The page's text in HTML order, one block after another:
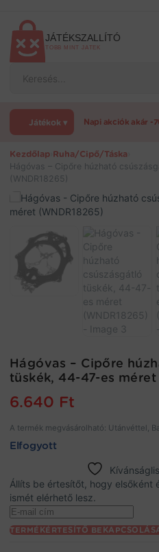
tartalomraJÁTÉKSZALLÍTÓ
TÖBB MINT JÁTÉK
search
Játékok ▾ Napi akciók akár -
Kezdőlap Ruha/Cipő/Táska
Hágóvas – Cipőre húzható
(WNDR18265)
Hágóvas – Cipőre
tüskék, 44-47-es
6.640 Ft
A termék megvásárolható: Utánvéttel,
Elfogyott
Állíts be értesítőt, hogy elsőként
ismét elérhető lesz.
Enter
your
email
TERMÉKÉRTESÍTŐ